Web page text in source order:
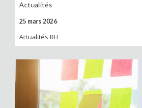
Actualités
25 mars 2026
Actualités RH